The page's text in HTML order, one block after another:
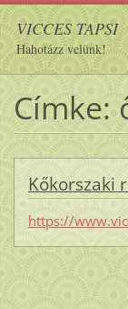
VICCES TAPSI
Hahotázz velünk!
Címke:
Kőkorszaki
https://